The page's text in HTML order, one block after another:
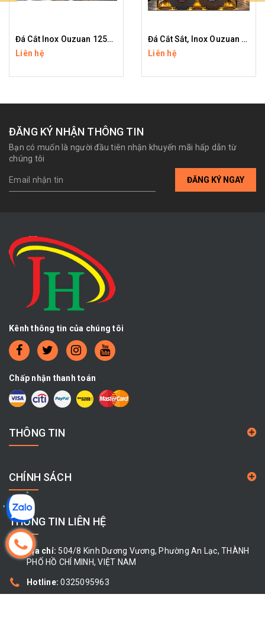
Đá Cắt Inox Ouzuan 125mm – Cắt Sắc Bén, Ít Ba Via, Độ Bền Cao
Liên hệ
Đá Cắt Sắt, Inox Ouzuan 400mm (Màu Xanh, Đen)
Liên hệ
ĐĂNG KÝ NHẬN THÔNG TIN
Bạn có muốn là người đầu tiên nhận khuyến mãi hấp dẫn từ
chúng tôi
ĐĂNG KÝ NGAY
Kênh thông tin của chúng tôi
Chấp nhận thanh toán
THÔNG TIN
CHÍNH SÁCH
THÔNG TIN LIÊN HỆ
Địa chỉ: 504/8 Kinh Dương Vương, Phường An Lạc, THÀNH
PHỐ HỒ CHÍ MINH, VIỆT NAM
Hotline:0325095963